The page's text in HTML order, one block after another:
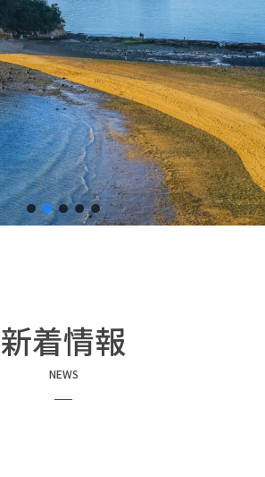
新着情報
NEWS